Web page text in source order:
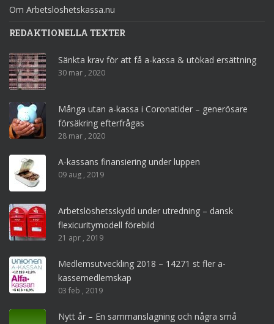
Om Arbetslöshetskassa.nu
REDAKTIONELLA TEXTER
Sänkta krav för att få a-kassa & utökad ersättning
30 mar , 2020
Många utan a-kassa i Coronatider – generösare
försäkring efterfrågas
28 mar , 2020
A-kassans finansiering under luppen
09 aug , 2019
Arbetslöshetsskydd under utredning – dansk
flexicuritymodell förebild
21 apr , 2019
Medlemsutveckling 2018 – 14271 st fler a-
kassemedlemskap
03 feb , 2019
Nytt år – En sammanslagning och några små